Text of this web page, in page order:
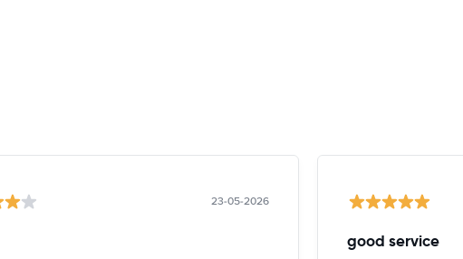
23-05-2026
good service